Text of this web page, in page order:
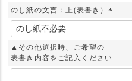
のし紙の文言：上(表書き）
(
)
▲その他選択時、ご希望の
表書き内容をご記入ください